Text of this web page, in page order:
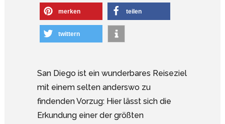
merken teilen
twittern
San Diego ist ein wunderbares Reiseziel
mit einem selten anderswo zu
findenden Vorzug: Hier lässt sich die
Erkundung einer der größten